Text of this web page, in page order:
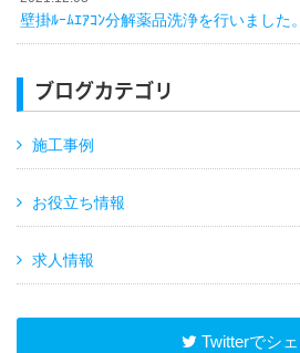
壁掛ﾙｰﾑｴｱｺﾝ分解薬品洗浄を行いました。
ブログカテゴリ
施工事例
お役立ち情報
求人情報
Twitterでシ